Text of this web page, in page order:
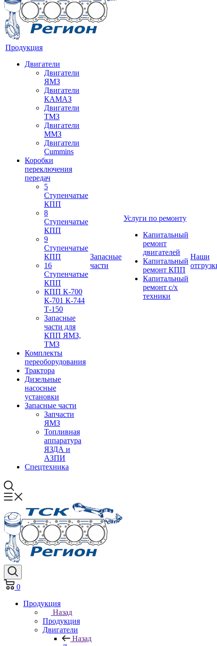
Продукция
Двигатели
Двигатели
ЯМЗ
Двигатели
КАМАЗ
Двигатели
ТМЗ
Двигатели
ММЗ
Двигатели
Cummins
Коробки
переключения
передач
5
Ступенчатые
КПП
8
Ступенчатые
КПП
9
Ступенчатые
КПП
16
Ступенчатые
КПП
КПП К-700
К-701 К-744
Т-150
Запасные
части для
КПП ЯМЗ,
ТМЗ
Комплекты
переоборудования
Трактора
Дизельные
насосные
установки
Запасные части
Запчасти
ЯМЗ
Топливная
аппаратура
ЯЗДА и
АЗПИ
Спецтехника
Запасные
части
Услуги по ремонту
Капитальный
ремонт
двигателей
Капитальный
ремонт КПП
Капитальный
ремонт с/х
техники
Наши
0
Продукция
Назад
Продукция
Двигатели
Назад